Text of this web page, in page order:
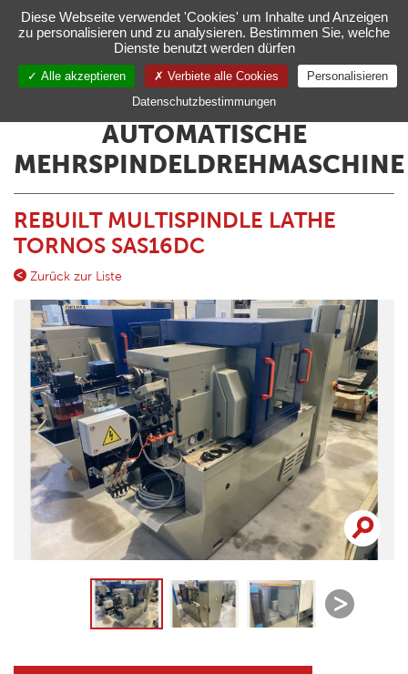
DE
AUTOMATISCHE
MEHRSPINDELDREHMASCHINE
REBUILT MULTISPINDLE LATHE
TORNOS SAS16DC
Zurück zur Liste
Verwaltung Ihrer Cookie-Einstellungen
Diese Webseite verwendet 'Cookies' um Inhalte und Anzeigen
zu personalisieren und zu analysieren. Bestimmen Sie, welche
Dienste benutzt werden dürfen
Alle akzeptieren Verbiete alle Cookies
Personalisieren
Datenschutzbestimmungen